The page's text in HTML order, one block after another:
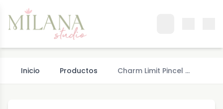
Inicio Productos Charm Limit Pincel …